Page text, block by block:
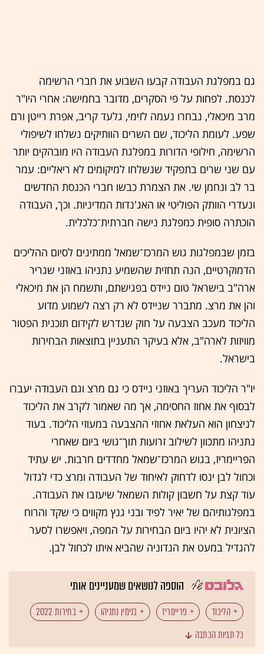
גם במפלגת העבודה קבעו השבוע את חברי הרשימה
לכנסת. לפחות על פי הסקרים, מדובר בחמישה: אחרי היו"ר
מרב מיכאלי, נבחרו נעמה לזימי, גלעד קריב, אפרת רייטן ורם
שפע. לעומת הליכוד, שם השרים הוותיקים נשלחו לשיפולי
הרשימה, חילופי הדורות במפלגת העבודה היו מובהקים יותר
עם שני שרים בתפקיד שנשלחו למיקומים לא ריאליים: עמר
בר לב ונחמן שי. את הצמרת כבשו חברי הכנסת החדשים
ונעדרי הוותק הפוליטי או האג'נדות המדיניות. וכך, העבודה
הוכתרה סופית כמפלגת נישה חברתית־כלכלית.
בזמן שבמפלגות גוש המרכז־שמאל ממתינים לסיום ההליכים
הדמוקרטיים, הנה תחזית שהשמיע נתניהו באוזני שגריר
ארה"ב בישראל טום ניידס בפגישתם, ותשמח הן את מיכאלי
והן את מרצ. מתברר שניידס לא רק רצה לשמוע מדוע
הליכוד מעכב הצבעה על חוק שנדרש לקידום תוכנית הפטור
מוויזות לארה"ב, אלא בעיקר התעניין בתוצאות הבחירות
בישראל.
יו"ר הליכוד העריך באוזני ניידס כי גם מרצ וגם העבודה יעברו
לבסוף את אחוז החסימה, אך מה שאמור לקרב את הליכוד
לניצחון הוא העלאת אחוזי ההצבעה במעוזי הליכוד. בעוד
נתניהו מתכוון לשילוב זרועות תוך־גושי ביום שאחרי
הפריימריז, בגוש המרכז־שמאל מחדדים חרבות. יש עתיד
וכחול לבן ינסו לדחוק לאיחוד של העבודה ומרצ כדי לגדול
עוד קצת על חשבון קולות השמאל שיעזבו את העבודה.
במפלגותיהם של יאיר לפיד ובני גנץ מקווים כי שקד והרוח
הציונית לא יהיו ביום הבחירות על המפה, ויאפשרו לסער
להגדיל במעט את הנדוניה שהביא איתו לכחול לבן.
הוספה לנושאים שמעניינים אותי
הליכוד פריימריז בנימין נתניהו בחירות 2022
כל תגיות הכתבה